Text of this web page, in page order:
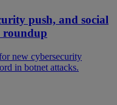
push, and social
roundup
new cybersecurity
in botnet attacks.